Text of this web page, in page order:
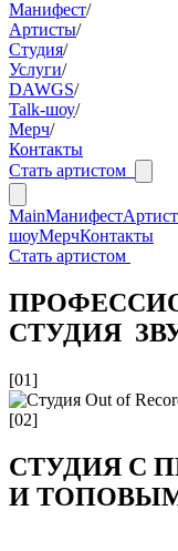
Манифест/
Артисты/
Студия/
Услуги/
DAWGS/
Talk-шоу/
Мерч/
Контакты
Стать артистом
MainМанифест
шоуМерчКонтакты
Стать артистом
СТУДИЯ
[01]
[02]
СТУДИЯ С
И